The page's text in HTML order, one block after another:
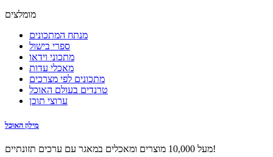
מומלצים
מנתח המתכונים
ספרי בישול
מתכוני וידאו
מאכלי עדות
מתכונים לפי מצרכים
טרנדים בעולם האוכל
ערוצי תוכן
מילון האוכל
מעל 10,000 מוצרים ומאכלים במאגר עם ערכים תזונתיים!